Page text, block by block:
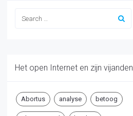
Het open Internet en zijn vijanden
Abortus analyse betoog